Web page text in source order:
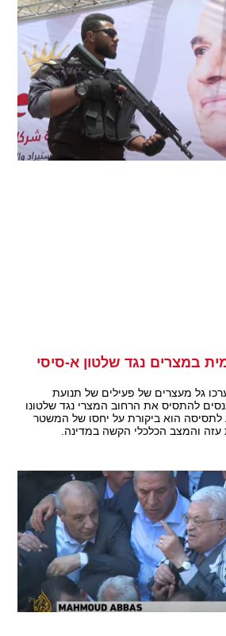
במצרים נגד שלטון א-סיסי
גל מעצרים של פעילים של תנועת
להתסיס את הרחוב המצרי נגד שלטונו
הוא ביקורת על יחסו של המשטר
והמצב הכלכלי הקשה במדינה.